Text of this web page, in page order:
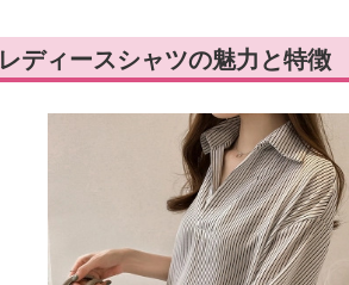
レディースシャツの魅力と特徴